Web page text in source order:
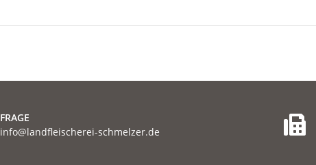
FRAGE
info@landfleischerei-schmelzer.de